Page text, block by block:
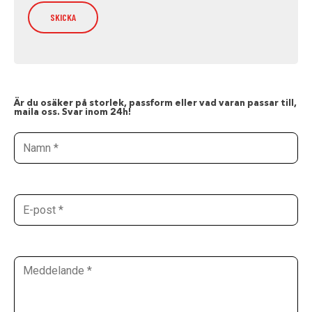
Är du osäker på storlek, passform eller vad varan passar till,
maila oss. Svar inom 24h!